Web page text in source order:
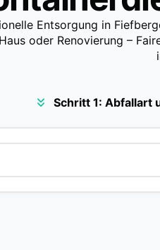
Entsorgung in
oder Renovierung –
Schritt 1: Abfallart